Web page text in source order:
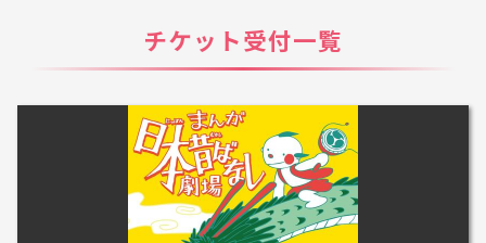
チケット受付一覧